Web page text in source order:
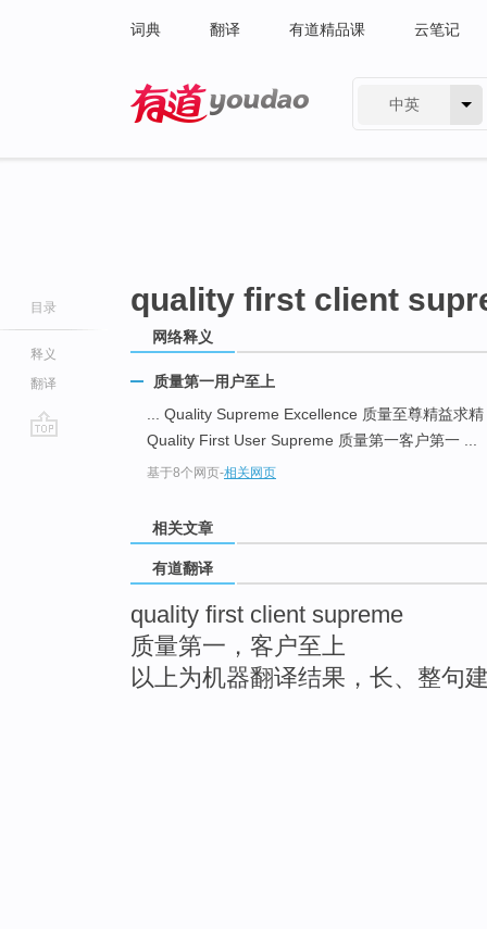
词典 翻译 有道精品课 云笔记
中英
目录
释义
翻译
quality first client
网络释义
质量第一用户至上
... Quality Supreme Excellence 质量至尊精益求精
Quality First User Supreme 质量第一客户第一 ...
基于8个网页-相关网页
相关文章
有道翻译
quality first client supreme
质量第一，客户至上
以上为机器翻译结果，长、整句